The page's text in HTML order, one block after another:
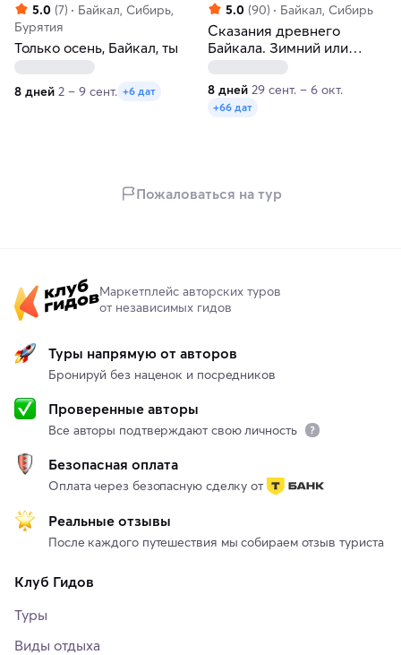
5.0 (7)
Байкал, Сибирь,
Бурятия
Только осень, Байкал, ты
8 дней 2 – 9 сент. +6 дат
5.0 (90) Байкал, Сибирь
Сказания древнего
Байкала. Зимний или
8 дней 29 сент. – 6 окт.
+66 дат
Пожаловаться на тур
Маркетплейс авторских туров
от независимых гидов
Туры напрямую от авторов
Бронируй без наценок и посредников
Проверенные авторы
Все авторы подтверждают свою личность
Безопасная оплата
Оплата через безопасную сделку от
Реальные отзывы
После каждого путешествия мы собираем отзыв туриста
Клуб Гидов
Туры
Виды отдыха